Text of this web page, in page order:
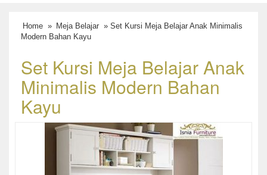
Home » Meja Belajar » Set Kursi Meja Belajar Anak Minimalis
Modern Bahan Kayu
Set Kursi Meja Belajar Anak
Minimalis Modern Bahan
Kayu